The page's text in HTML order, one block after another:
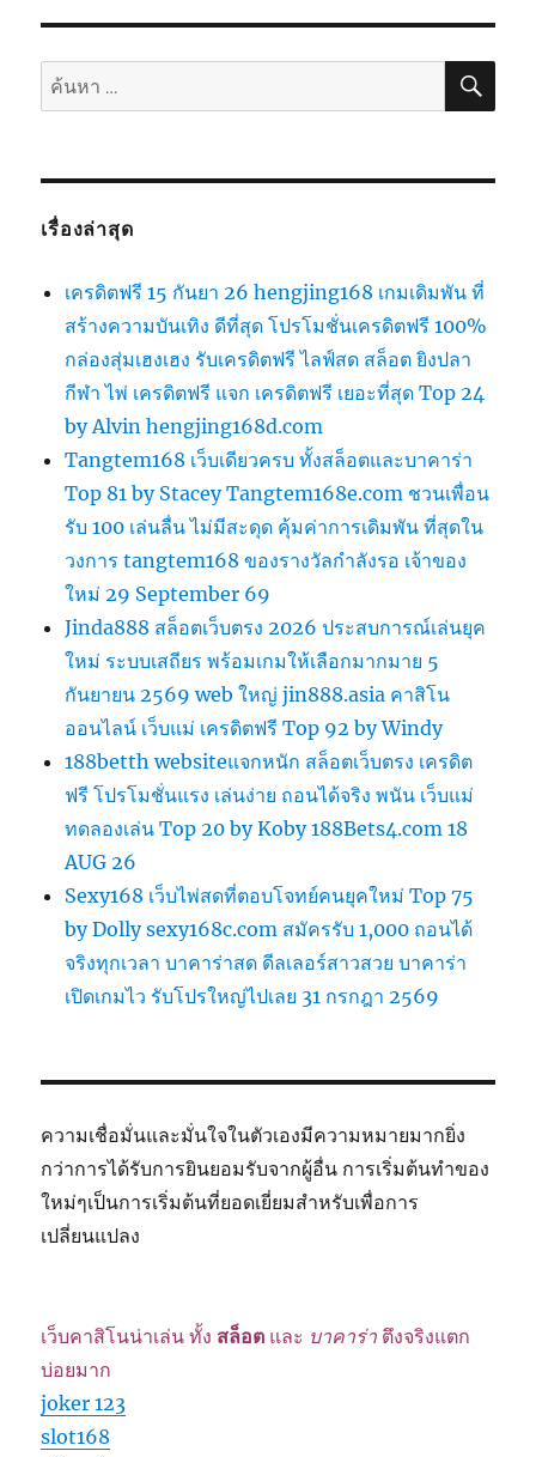
ค้นหา: ค้น
เรื่องล่าสุด
เครดิตฟรี 15 กันยา 26 hengjing168 เกมเดิมพัน ที่
สร้างความบันเทิง ดีที่สุด โปรโมชั่นเครดิตฟรี 100%
กล่องสุ่มเฮงเฮง รับเครดิตฟรี ไลฟ์สด สล็อต ยิงปลา
กีฬา ไพ่ เครดิตฟรี แจก เครดิตฟรี เยอะที่สุด Top 24
by Alvin hengjing168d.com
Tangtem168 เว็บเดียวครบ ทั้งสล็อตและบาคาร่า
Top 81 by Stacey Tangtem168e.com ชวนเพื่อน
รับ 100 เล่นลื่น ไม่มีสะดุด คุ้มค่าการเดิมพัน ที่สุดใน
วงการ tangtem168 ของรางวัลกำลังรอ เจ้าของ
ใหม่ 29 September 69
Jinda888 สล็อตเว็บตรง 2026 ประสบการณ์เล่นยุค
ใหม่ ระบบเสถียร พร้อมเกมให้เลือกมากมาย 5
กันยายน 2569 web ใหญ่ jin888.asia คาสิโน
ออนไลน์ เว็บแม่ เครดิตฟรี Top 92 by Windy
188betth websiteแจกหนัก สล็อตเว็บตรง เครดิต
ฟรี โปรโมชั่นแรง เล่นง่าย ถอนได้จริง พนัน เว็บแม่
ทดลองเล่น Top 20 by Koby 188Bets4.com 18
AUG 26
Sexy168 เว็บไพ่สดที่ตอบโจทย์คนยุคใหม่ Top 75
by Dolly sexy168c.com สมัครรับ 1,000 ถอนได้
จริงทุกเวลา บาคาร่าสด ดีลเลอร์สาวสวย บาคาร่า
เปิดเกมไว รับโปรใหญ่ไปเลย 31 กรกฎา 2569
ความเชื่อมั่นและมั่นใจในตัวเองมีความหมายมากยิ่ง
กว่าการได้รับการยินยอมรับจากผู้อื่น การเริ่มต้นทำของ
ใหม่ๆเป็นการเริ่มต้นที่ยอดเยี่ยมสำหรับเพื่อการ
เปลี่ยนแปลง
เว็บคาสิโนน่าเล่น ทั้ง สล็อต และ บาคาร่า ตึงจริงแตก
บ่อยมาก
joker 123
slot168